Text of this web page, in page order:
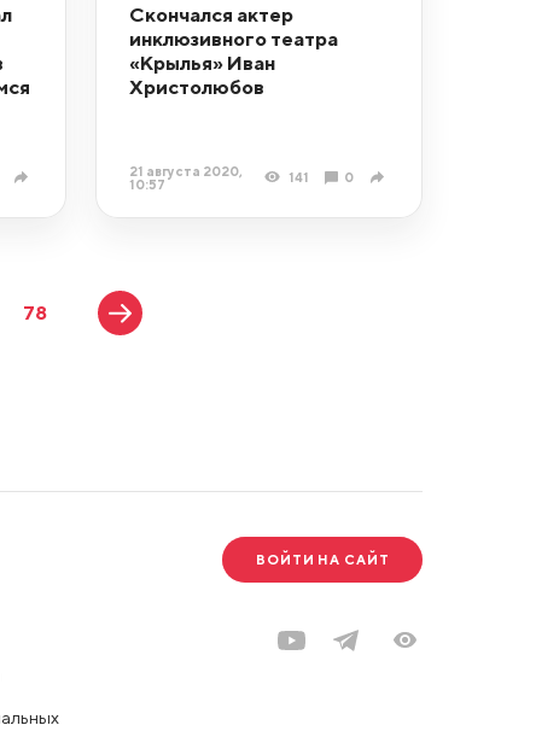
Скончался актер
инклюзивного театра
«Крылья» Иван
Христолюбов
21 августа 2020,
10:57
141 0
78
ВОЙТИ НА САЙТ